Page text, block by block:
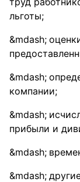
льготы;
компании;
прибыли и